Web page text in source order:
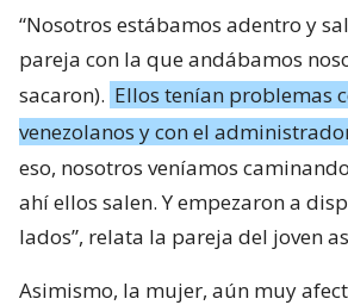
“Nosotros estábamos adentro y
pareja con la que andábamos
sacaron). Ellos tenían problemas
venezolanos y con el
eso, nosotros veníamos
ahí ellos salen. Y empezaron a
lados”, relata la pareja del joven
Asimismo, la mujer, aún muy